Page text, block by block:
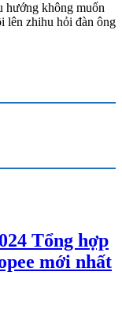
hướng không muốn
lên zhihu hỏi đàn ông
Tổng hợp
mới nhất